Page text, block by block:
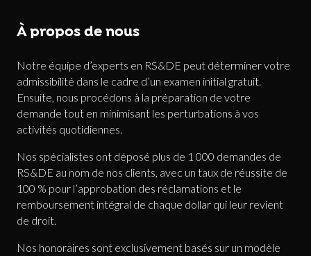
À propos de nous
Notre équipe d’experts en RS&DE peut déterminer votre
admissibilité dans le cadre d’un examen initial gratuit.
Ensuite, nous procédons à la préparation de votre
demande tout en minimisant les perturbations à vos
activités quotidiennes.
Nos spécialistes ont déposé plus de 1 000 demandes de
RS&DE au nom de nos clients, avec un taux de réussite de
100 % pour l’approbation des réclamations et le
remboursement intégral de chaque dollar qui leur revient
de droit.
Nos honoraires sont exclusivement basés sur un modèle